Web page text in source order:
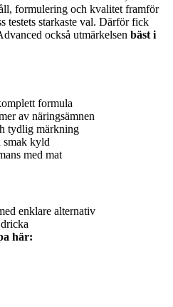
formulering och kvalitet framför
testets starkaste val. Därför fick
också utmärkelsen bäst i
formula
av näringsämnen
tydlig märkning
smak kyld
med mat
enklare alternativ
här: